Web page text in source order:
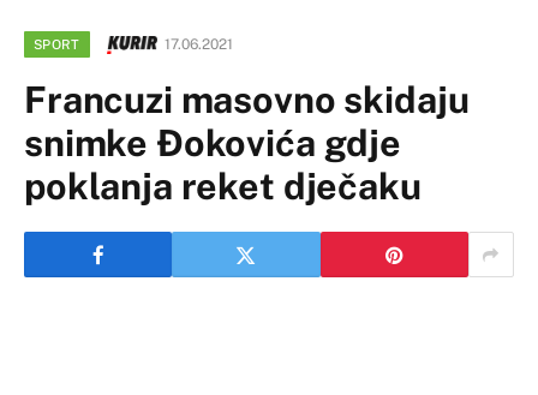
SPORT 17.06.2021
Francuzi masovno skidaju
snimke Đokovića gdje
poklanja reket dječaku